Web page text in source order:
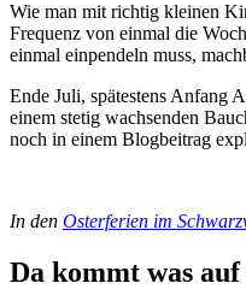
Wie man mit richtig kleinen
Frequenz von einmal die
einmal einpendeln muss,
Ende Juli, spätestens Anfang
einem stetig wachsenden
noch in einem Blogbeitrag
In den Osterferien im
Da kommt was